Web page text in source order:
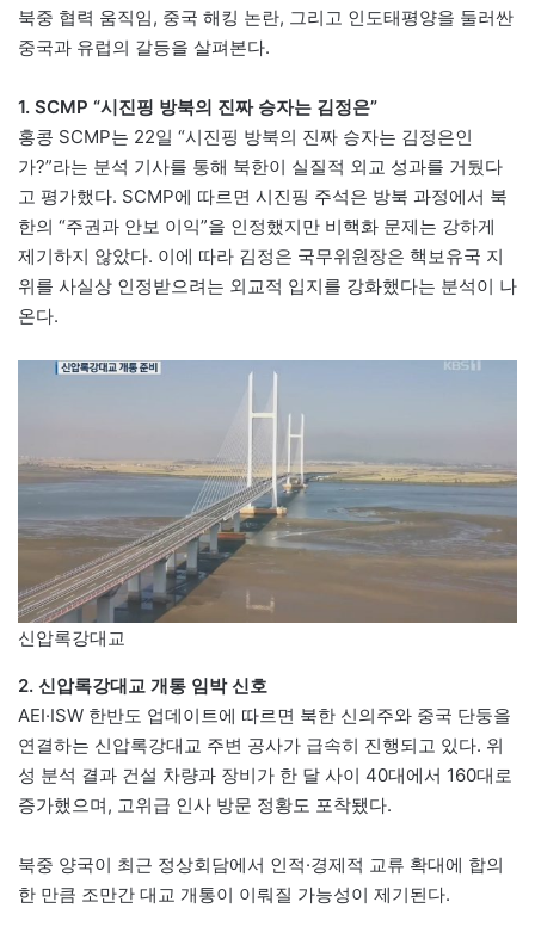
북중 협력 움직임, 중국 해킹 논란, 그리고 인도태평양을 둘러싼
중국과 유럽의 갈등을 살펴본다.
1. SCMP “시진핑 방북의 진짜 승자는 김정은”
홍콩 SCMP는 22일 “시진핑 방북의 진짜 승자는 김정은인
가?”라는 분석 기사를 통해 북한이 실질적 외교 성과를 거뒀다
고 평가했다. SCMP에 따르면 시진핑 주석은 방북 과정에서 북
한의 “주권과 안보 이익”을 인정했지만 비핵화 문제는 강하게
제기하지 않았다. 이에 따라 김정은 국무위원장은 핵보유국 지
위를 사실상 인정받으려는 외교적 입지를 강화했다는 분석이 나
온다.
신압록강대교
2. 신압록강대교 개통 임박 신호
AEI·ISW 한반도 업데이트에 따르면 북한 신의주와 중국 단둥을
연결하는 신압록강대교 주변 공사가 급속히 진행되고 있다. 위
성 분석 결과 건설 차량과 장비가 한 달 사이 40대에서 160대로
증가했으며, 고위급 인사 방문 정황도 포착됐다.
북중 양국이 최근 정상회담에서 인적·경제적 교류 확대에 합의
한 만큼 조만간 대교 개통이 이뤄질 가능성이 제기된다.